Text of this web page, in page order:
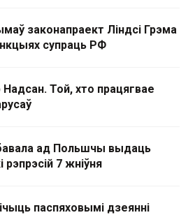
законапраект Ліндсі Грэма
супраць РФ
Той, хто працягвае
ад Польшчы выдаць
рэпрэсій 7 жніўня
паспяховымі дзеянні